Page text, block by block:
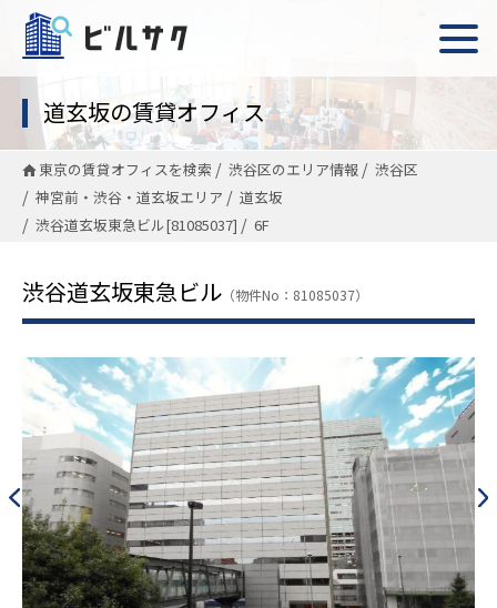
道玄坂の賃貸オフィス
東京の賃貸オフィスを検索 渋谷区のエリア情報
渋谷区
神宮前・渋谷・道玄坂エリア
道玄坂
渋谷道玄坂東急ビル[81085037]
6F
渋谷道玄坂東急ビル （物件No：81085037）